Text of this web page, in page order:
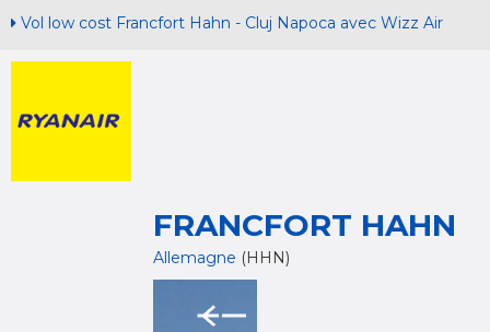
Vol low cost Francfort Hahn - Cluj Napoca avec Wizz Air
FRANCFORT HAHN
Allemagne (HHN)